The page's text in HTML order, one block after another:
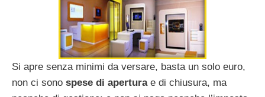
Si apre senza minimi da versare, basta un solo euro,
non ci sono spese di aperturae di chiusura, ma